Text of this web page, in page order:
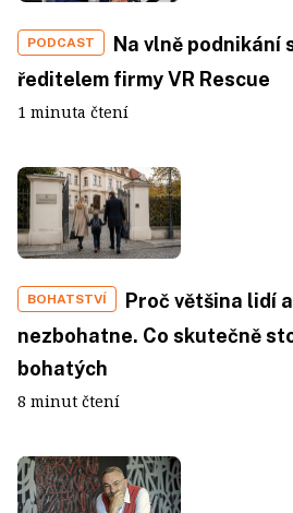
PODCAST
Na vlně podnikání
ředitelem firmy VR Rescue
1 minuta čtení
BOHATSTVÍ
Proč většina lidí
nezbohatne. Co skutečně
bohatých
8 minut čtení